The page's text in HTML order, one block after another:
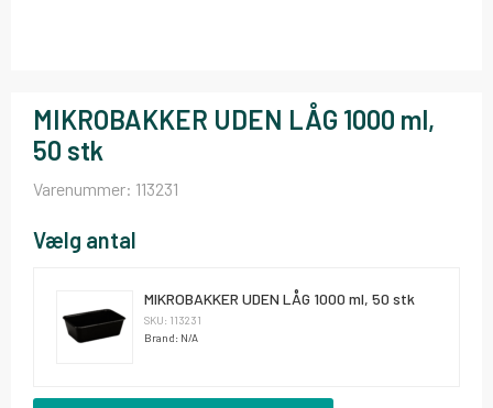
MIKROBAKKER UDEN LÅG 1000 ml,
50 stk
Varenummer: 113231
Vælg antal
MIKROBAKKER UDEN LÅG 1000 ml, 50 stk
SKU: 113231
Brand: N/A